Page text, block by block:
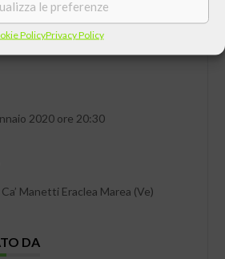
le preferenze
PolicyPrivacy Policy
2020 ore 20:30
Manetti Eraclea Marea (Ve)
DA